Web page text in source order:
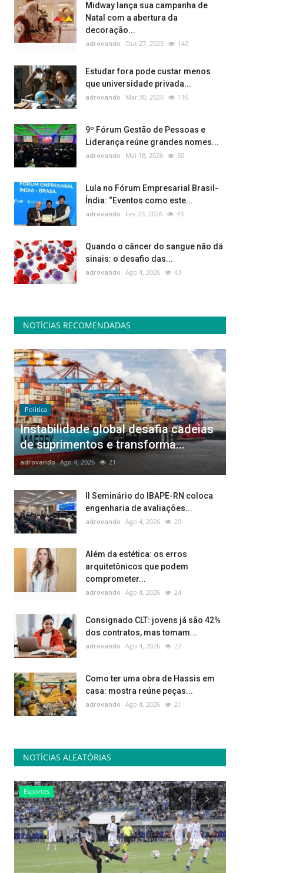
Midway lança sua campanha de
Natal com a abertura da
decoração...
adrovando Out 27, 2025 142
Estudar fora pode custar menos
que universidade privada...
adrovando Mar 30, 2026 116
9º Fórum Gestão de Pessoas e
Liderança reúne grandes nomes...
adrovando Mai 18, 2026 50
Lula no Fórum Empresarial Brasil-
Índia: “Eventos como este...
adrovando Fev 23, 2026 43
Quando o câncer do sangue não dá
sinais: o desafio das...
adrovando Ago 4, 2026 43
NOTÍCIAS RECOMENDADAS
Politica
Instabilidade global desafia cadeias
de suprimentos e transforma...
adrovando Ago 4, 2026 21
II Seminário do IBAPE-RN coloca
engenharia de avaliações...
adrovando Ago 4, 2026 29
Além da estética: os erros
arquitetônicos que podem
comprometer...
adrovando Ago 4, 2026 24
Consignado CLT: jovens já são 42%
dos contratos, mas tomam...
adrovando Ago 4, 2026 27
Como ter uma obra de Hassis em
casa: mostra reúne peças...
adrovando Ago 4, 2026 21
NOTÍCIAS ALEATÓRIAS
Esportes